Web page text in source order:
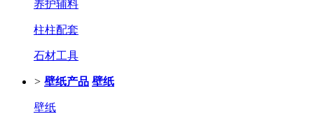
养护辅料
柱柱配套
石材工具
> 壁纸产品 壁纸
壁纸